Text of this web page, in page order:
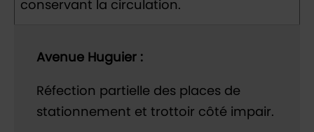
conservant la circulation.
Avenue Huguier :
Réfection partielle des places de
stationnement et trottoir côté impair.